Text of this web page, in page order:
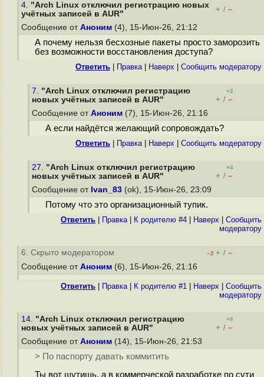
4. "Arch Linux отключил регистрацию новых
учётных записей в AUR"
+ / –
Сообщение от Аноним (4), 15-Июн-26, 21:12
А почему нельзя бесхозные пакеты просто заморозить
без возможности восстановления доступа?
Ответить Правка| Наверх Cообщить модератору
7. "Arch Linux отключил регистрацию
новых учётных записей в AUR"
+2
+ / –
Сообщение от Аноним (7), 15-Июн-26, 21:16
А если найдётся желающий сопровождать?
Ответить Правка| Наверх Cообщить модератору
27. "Arch Linux отключил регистрацию
новых учётных записей в AUR"
+4
+ / –
Сообщение от Ivan_83 (ok), 15-Июн-26, 23:09
Потому что это организационный тупик.
Ответить Правка| К родителю #4 Наверх
Cообщить
модератору
6. Скрыто модератором –2 + / –
Сообщение от Аноним (6), 15-Июн-26, 21:16
Ответить Правка| К родителю #1 Наверх
Cообщить
модератору
14. "Arch Linux отключил регистрацию
новых учётных записей в AUR"
+6
+ / –
Сообщение от Аноним (14), 15-Июн-26, 21:53
> По паспорту давать коммитить
Ты вот шутишь, а в коммерческой разработке по сути